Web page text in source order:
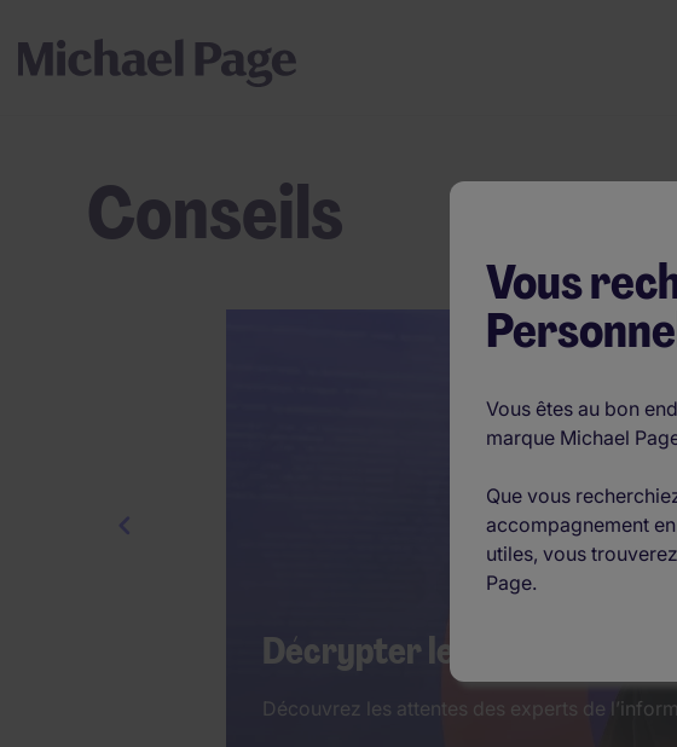
Vous
Vous êtes au bon
marque Michael
Que vous
accompagnement
utiles, vous
Page.
Conseils
Décrypter les codes : ce
Découvrez les attentes des experts de